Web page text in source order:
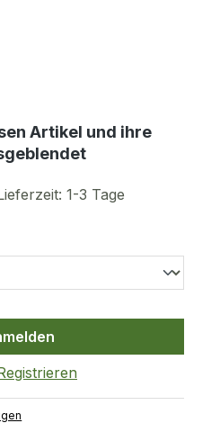
Artikel und ihre
1-3 Tage